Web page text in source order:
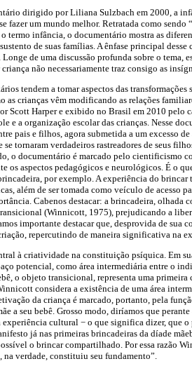
dirigido por Liliana Sulzbach em 2000, a
fazer um mundo melhor. Retratada como sendo
termo infância, o documentário mostra as
de suas famílias. A ênfase principal
de uma discussão profunda sobre o tema,
criança não necessariamente traz consigo as
tendem a tomar aspectos das
as crianças vêm modificando as relações
Scott Harper e exibido no Brasil em 2010 pelo
e a organização escolar das crianças. Nesse
pais e filhos, agora submetida a um excesso de
tornaram verdadeiros rastreadores de seus
o documentário é marcado pelo cientificismo
os aspectos pedagógicos e neurológicos. É o
por exemplo. A experiência do
além de ser tomada como veículo de acesso
Cabe­nos destacar: a brincadeira, olhada
(Winnicott, 1975), prejudicando a
importante destacar que, desprovida de sua
repercutindo de maneira significativa na
à criatividade na constituição psíquica. Em
potencial, como área intermediária entre o
o objeto transicional, representa uma
considera a existência de uma área
da criança é marcado, portanto, pela
a seu bebê. Grosso modo, diríamos que
cultural − o que significa dizer, que o
já nas primeiras brincadeiras da díade
o brincar compartilhado. Por essa razão
verdade, constituiu seu fundamento”.